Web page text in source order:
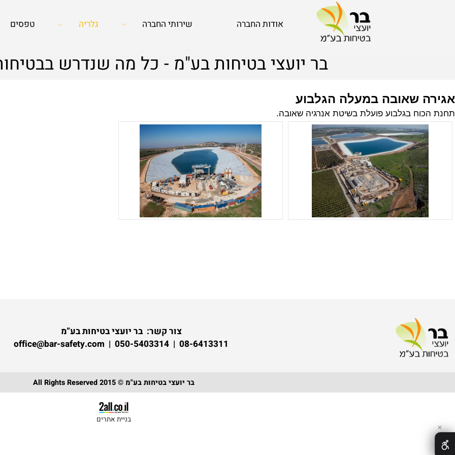
אודות החברה שירותי החברה גלריה טפסים
בר יועצי בטיחות בע"מ - כל מה שנדרש
שאובה במעלה הגלבוע
בגלבוע פועלת בשיטת אנרגיה שאובה.
צור קשר:בר יועצי בטיחות בע”מ